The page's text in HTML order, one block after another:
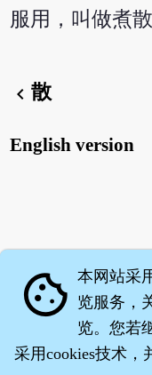
服用，叫做煮散
chevron_left散
English version
cookie 本网站采
览服务，
览。您若
采用cookies技术，